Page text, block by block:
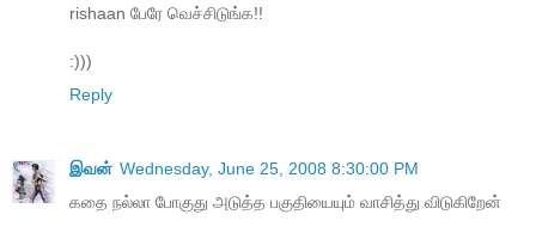
rishaan பேரே வெச்சிடுங்க!!
:)))
Reply
இவன் Wednesday, June 25, 2008 8:30:00 PM
கதை நல்லா போகுது அடுத்த பகுதியையும் வாசித்து விடுகிறேன்